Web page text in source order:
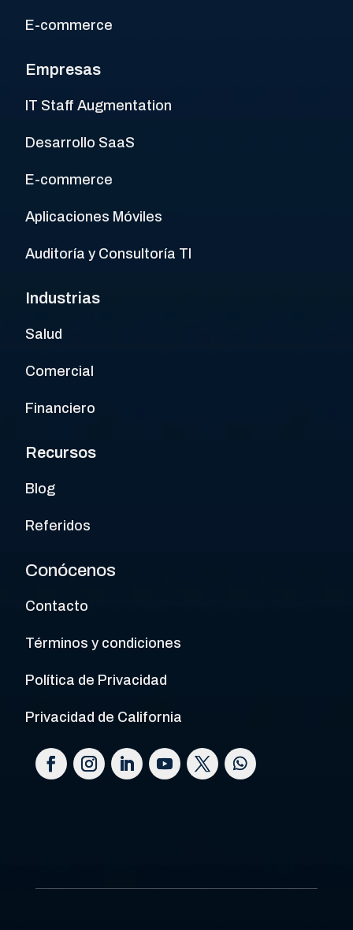
E-commerce
Empresas
IT Staff Augmentation
Desarrollo SaaS
E-commerce
Aplicaciones Móviles
Auditoría y Consultoría TI
Industrias
Salud
Comercial
Financiero
Recursos
Blog
Referidos
Conócenos
Contacto
Términos y condiciones
Política de Privacidad
Privacidad de California